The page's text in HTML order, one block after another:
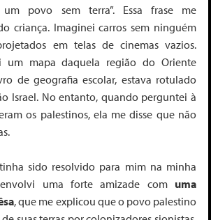
povo sem terra”. Essa frase me
criança. Imaginei carros sem ninguém
em telas de cinemas vazios.
um mapa daquela região do Oriente
de geografia escolar, estava rotulado
Israel. No entanto, quando perguntei à
os palestinos, ela me disse que não
sido resolvido para mim na minha
uma forte amizade com uma
, que me explicou que o povo palestino